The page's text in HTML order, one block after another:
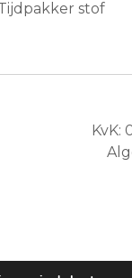
stof
KvK: